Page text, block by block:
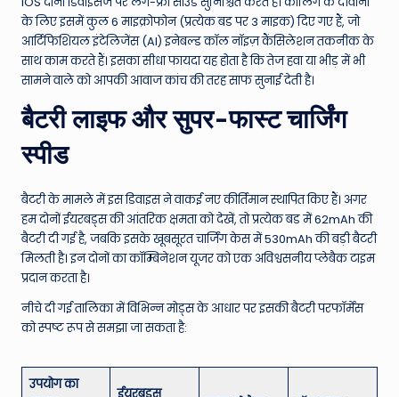
के लिए इसमें कुल 6 माइक्रोफोन (प्रत्येक बड पर 3 माइक) दिए गए हैं, जो
आर्टिफिशियल इंटेलिजेंस (AI) इनेबल्ड कॉल नॉइज़ कैंसिलेशन तकनीक के
साथ काम करते हैं। इसका सीधा फायदा यह होता है कि तेज हवा या भीड़ में भी
सामने वाले को आपकी आवाज कांच की तरह साफ सुनाई देती है।
बैटरी लाइफ और सुपर-फास्ट चार्जिंग
स्पीड
बैटरी के मामले में इस डिवाइस ने वाकई नए कीर्तिमान स्थापित किए हैं। अगर
हम दोनों ईयरबड्स की आंतरिक क्षमता को देखें, तो प्रत्येक बड में 62mAh की
बैटरी दी गई है, जबकि इसके खूबसूरत चार्जिंग केस में 530mAh की बड़ी बैटरी
मिलती है। इन दोनों का कॉम्बिनेशन यूजर को एक अविश्वसनीय प्लेबैक टाइम
प्रदान करता है।
नीचे दी गई तालिका में विभिन्न मोड्स के आधार पर इसकी बैटरी परफॉर्मेंस
को स्पष्ट रूप से समझा जा सकता है:
उपयोग का
ईयरबड्स